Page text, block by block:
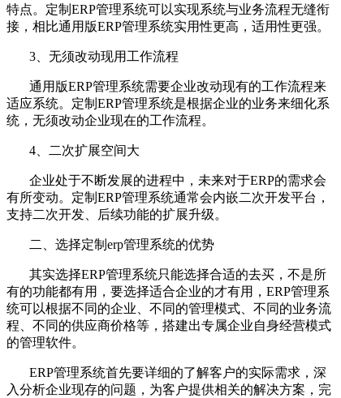
特点。定制ERP管理系统可以实现系统与业务流程无缝衔
接，相比通用版ERP管理系统实用性更高，适用性更强。
3、无须改动现用工作流程
通用版ERP管理系统需要企业改动现有的工作流程来
适应系统。定制ERP管理系统是根据企业的业务来细化系
统，无须改动企业现在的工作流程。
4、二次扩展空间大
企业处于不断发展的进程中，未来对于ERP的需求会
有所变动。定制ERP管理系统通常会内嵌二次开发平台，
支持二次开发、后续功能的扩展升级。
二、选择定制erp管理系统的优势
其实选择ERP管理系统只能选择合适的去买，不是所
有的功能都有用，要选择适合企业的才有用，ERP管理系
统可以根据不同的企业、不同的管理模式、不同的业务流
程、不同的供应商价格等，搭建出专属企业自身经营模式
的管理软件。
ERP管理系统首先要详细的了解客户的实际需求，深
入分析企业现存的问题，为客户提供相关的解决方案，完